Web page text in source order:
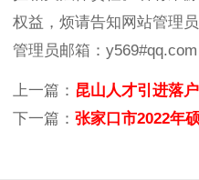
权益，烦请告知网站管理
管理员邮箱：y569#qq.com
上一篇： 昆山人才引进落户
下一篇： 张家口市2022年